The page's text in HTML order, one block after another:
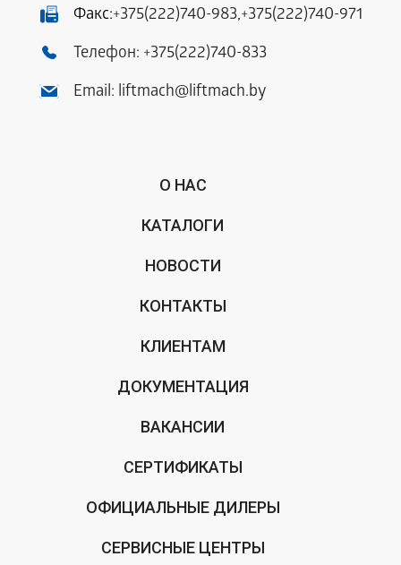
Факс:+375(222)740-983,+375(222)740-971
Телефон: +375(222)740-833
Email: liftmach@liftmach.by
О НАС
КАТАЛОГИ
НОВОСТИ
КОНТАКТЫ
КЛИЕНТАМ
ДОКУМЕНТАЦИЯ
ВАКАНСИИ
СЕРТИФИКАТЫ
ОФИЦИАЛЬНЫЕ ДИЛЕРЫ
СЕРВИСНЫЕ ЦЕНТРЫ